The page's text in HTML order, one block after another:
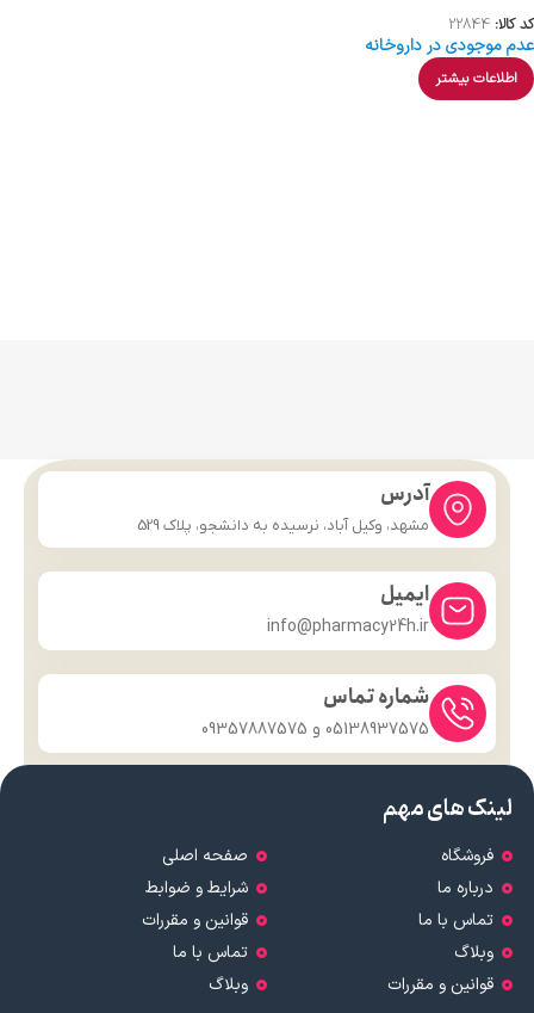
کد کالا: 22844
عدم موجودی در داروخانه
اطلاعات بیشتر
آدرس
مشهد، وکیل آباد، نرسیده به دانشجو، پلاک 529
ایمیل
info@pharmacy24h.ir
شماره تماس
05138937575 و 09357887575
لینک های مهم
فروشگاه
درباره ما
تماس با ما
وبلاگ
قوانین و مقررات
صفحه اصلی
شرایط و ضوابط
قوانین و مقررات
تماس با ما
وبلاگ